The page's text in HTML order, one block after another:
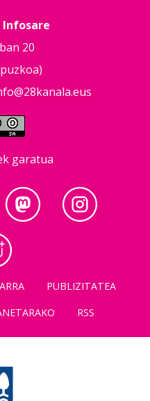
Infosare
20
garatua
PUBLIZITATEA
RSS